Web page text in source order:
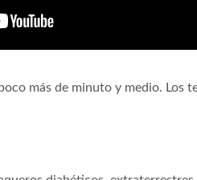
más de minuto y medio. Los